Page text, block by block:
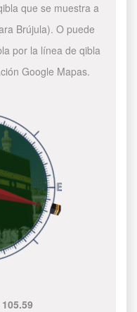
que se muestra a
Brújula). O puede
por la línea de qibla
Google Mapas.
105.59